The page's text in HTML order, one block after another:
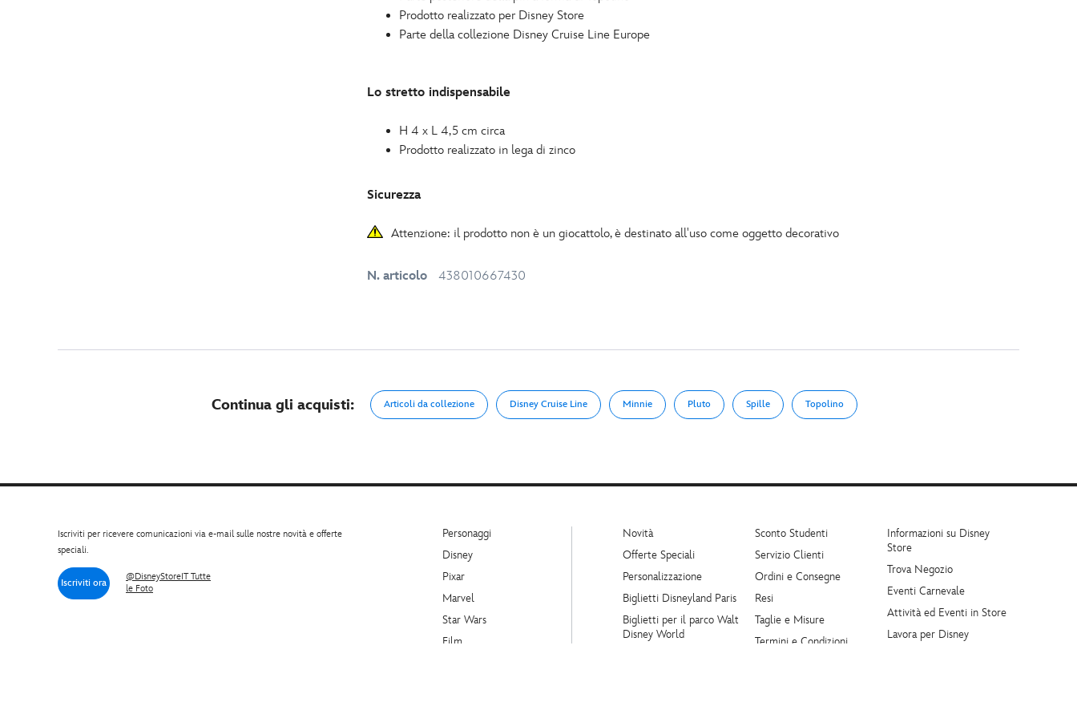
Prodotto realizzato per Disney Store
Parte della collezione Disney Cruise Line Europe
Lo stretto indispensabile
H 4 x L 4,5 cm circa
Prodotto realizzato in lega di zinco
Sicurezza
Attenzione: il prodotto non è un giocattolo, è destinato all'uso come oggetto decorativo
N. articolo 438010667430
Continua gli acquisti: Articoli da collezione Disney Cruise Line Minnie Pluto Spille Topolino
Iscriviti per ricevere comunicazioni via e-mail sulle nostre novità e offerte
speciali.
Iscriviti ora
@DisneyStoreIT Tutte
le Foto
Personaggi
Disney
Pixar
Marvel
Star Wars
Film
Novità
Offerte Speciali
Personalizzazione
Biglietti Disneyland Paris
Biglietti per il parco Walt
Disney World
Sconto Studenti
Servizio Clienti
Ordini e Consegne
Resi
Taglie e Misure
Termini e Condizioni
Informazioni su Disney
Store
Trova Negozio
Eventi Carnevale
Attività ed Eventi in Store
Lavora per Disney